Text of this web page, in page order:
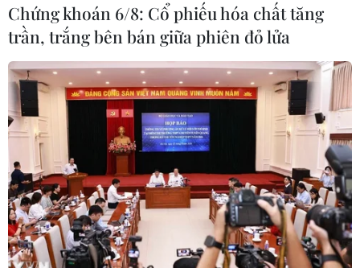
Chứng khoán 6/8: Cổ phiếu hóa chất tăng
trần, trắng bên bán giữa phiên đỏ lửa